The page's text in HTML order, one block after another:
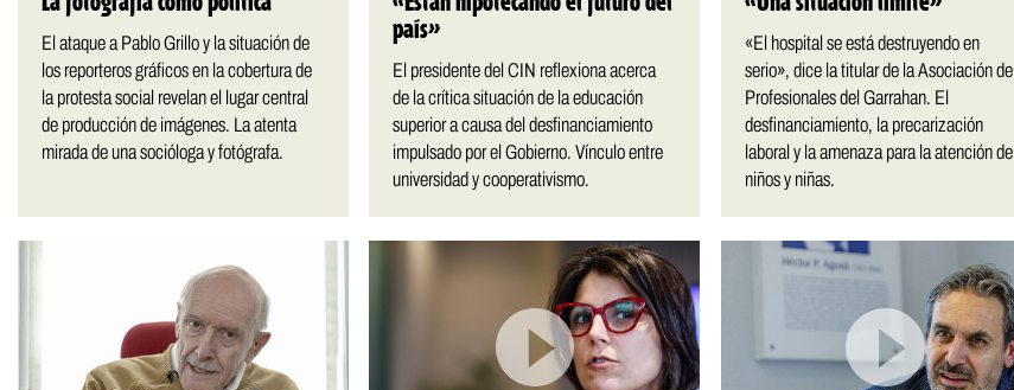
El ataque a Pablo Grillo y la situación de
los reporteros gráficos en la cobertura de
la protesta social revelan el lugar central
de producción de imágenes. La atenta
mirada de una socióloga y fotógrafa.
país»
El presidente del CIN reflexiona acerca
de la crítica situación de la educación
superior a causa del desfinanciamiento
impulsado por el Gobierno. Vínculo entre
universidad y cooperativismo.
«El hospital se está destruyendo en
serio», dice la titular de la Asociación de
Profesionales del Garrahan. El
desfinanciamiento, la precarización
laboral y la amenaza para la atención de
niños y niñas.